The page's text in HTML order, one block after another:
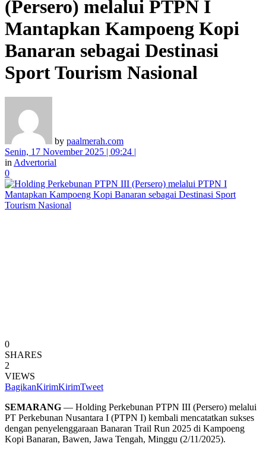
(Persero) melalui PTPN I
Mantapkan Kampoeng Kopi
Banaran sebagai Destinasi
Sport Tourism Nasional
by paalmerah.com
Senin, 17 November 2025 | 09:24 |
in Advertorial
0
0
SHARES
2
VIEWS
BagikanKirimKirimTweet
SEMARANG — Holding Perkebunan PTPN III (Persero) melalui
PT Perkebunan Nusantara I (PTPN I) kembali mencatatkan sukses
dengan penyelenggaraan Banaran Trail Run 2025 di Kampoeng
Kopi Banaran, Bawen, Jawa Tengah, Minggu (2/11/2025).